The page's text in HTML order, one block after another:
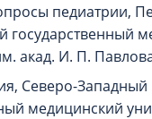
педиатрии,
государственный
акад. И. П.
Северо-Западный
медицинский